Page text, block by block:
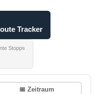
Tracker
Stopps
📅 Zeitraum